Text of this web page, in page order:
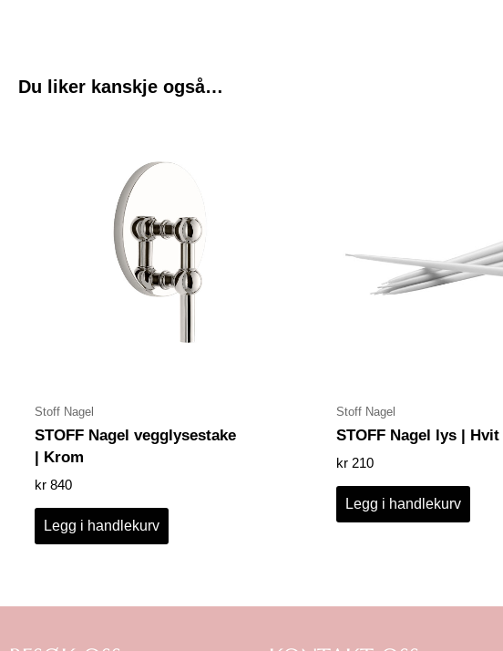
Du liker kanskje også…
Stoff Nagel
STOFF Nagel vegglysestake
| Krom
kr 840
Legg i handlekurv
Stoff Nagel
STOFF Nagel lys | Hvit
kr 210
Legg i handlekurv